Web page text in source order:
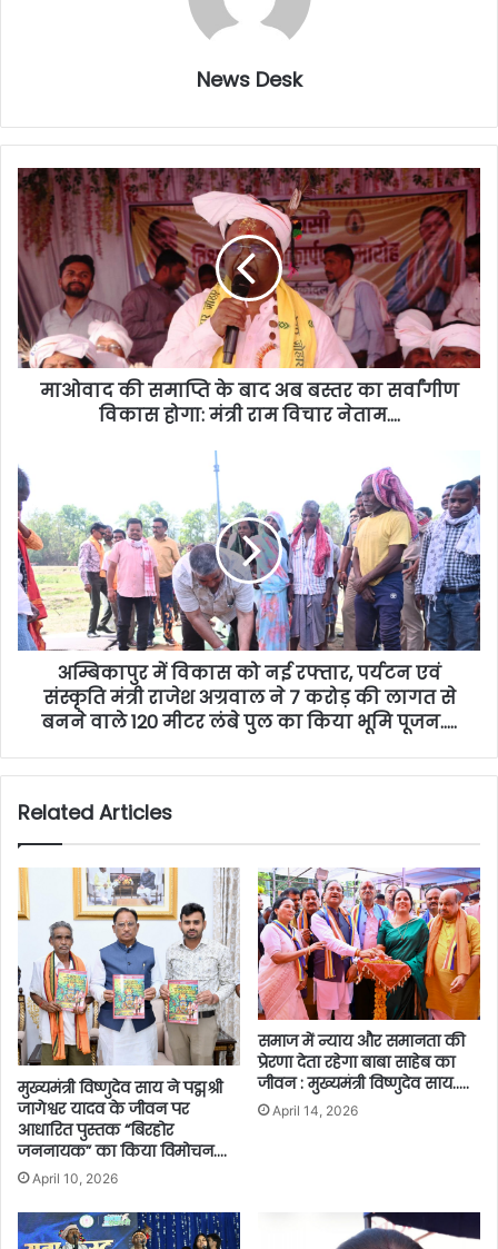
News Desk
माओवाद की समाप्ति के बाद अब बस्तर का सर्वांगीण
विकास होगा: मंत्री राम विचार नेताम….
अम्बिकापुर में विकास को नई रफ्तार, पर्यटन एवं
संस्कृति मंत्री राजेश अग्रवाल ने 7 करोड़ की लागत से
बनने वाले 120 मीटर लंबे पुल का किया भूमि पूजन…..
Related Articles
मुख्यमंत्री विष्णुदेव साय ने पद्मश्री
जागेश्वर यादव के जीवन पर
आधारित पुस्तक “बिरहोर
जननायक” का किया विमोचन….
April 10, 2026
समाज में न्याय और समानता की
प्रेरणा देता रहेगा बाबा साहेब का
जीवन : मुख्यमंत्री विष्णुदेव साय…..
April 14, 2026